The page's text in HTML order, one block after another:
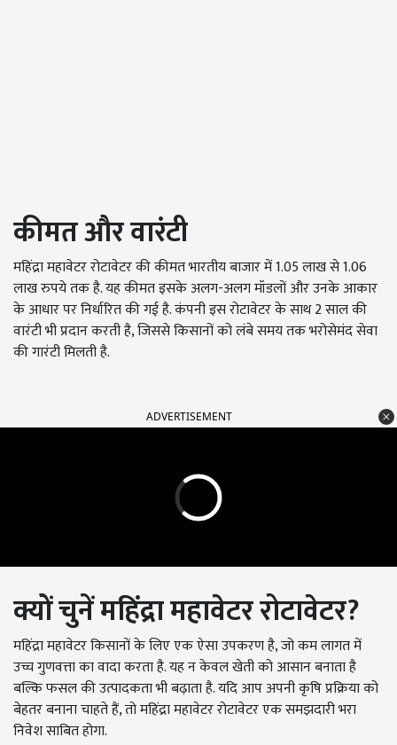
कीमत और वारंटी
महिंद्रा महावेटर रोटावेटर की कीमत भारतीय बाजार में 1.05 लाख से 1.06
लाख रुपये तक है. यह कीमत इसके अलग-अलग मॉडलों और उनके आकार
के आधार पर निर्धारित की गई है. कंपनी इस रोटावेटर के साथ 2 साल की
वारंटी भी प्रदान करती है, जिससे किसानों को लंबे समय तक भरोसेमंद सेवा
की गारंटी मिलती है.
ADVERTISEMENT
क्यों चुनें महिंद्रा महावेटर रोटावेटर?
महिंद्रा महावेटर किसानों के लिए एक ऐसा उपकरण है, जो कम लागत में
उच्च गुणवत्ता का वादा करता है. यह न केवल खेती को आसान बनाता है
बल्कि फसल की उत्पादकता भी बढ़ाता है. यदि आप अपनी कृषि प्रक्रिया को
बेहतर बनाना चाहते हैं, तो महिंद्रा महावेटर रोटावेटर एक समझदारी भरा
निवेश साबित होगा.